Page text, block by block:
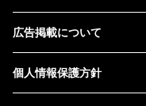
広告掲載について
個人情報保護方針